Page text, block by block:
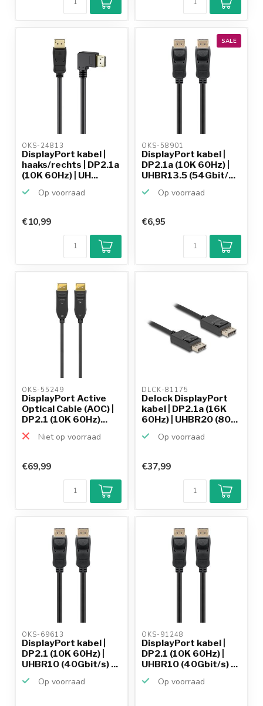
OKS-24813
DisplayPort kabel |
haaks/rechts | DP2.1a
(10K 60Hz) | UH...
Op voorraad
€10,99
SALE
OKS-58901
DisplayPort kabel |
DP2.1a (10K 60Hz) |
UHBR13.5 (54Gbit/...
Op voorraad
9,2/10
Achteraf
betalen mogelijk
€6,95
OKS-55249
DisplayPort Active
Optical Cable (AOC) |
DP2.1 (10K 60Hz)...
Niet op voorraad
€69,99
DLCK-81175
Delock DisplayPort
kabel | DP2.1a (16K
60Hz) | UHBR20 (80...
Op voorraad
€37,99
OKS-69613
DisplayPort kabel |
DP2.1 (10K 60Hz) |
UHBR10 (40Gbit/s) ...
Op voorraad
OKS-91248
DisplayPort kabel |
DP2.1 (10K 60Hz) |
UHBR10 (40Gbit/s) ...
Op voorraad